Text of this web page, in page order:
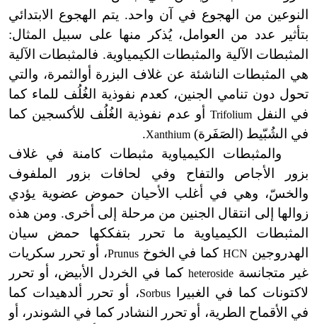
النوعين من الهجوع في آن واحد. يتم الهجوع الابتدائي
بتأثير عدد من العوامل، يُذكر منها على سبيل المثال:
المثبطات الآلية والمثبطات الكيمياوية. فالمثبطات الآلية
هي المثبطات الناشئة عن غلاف البزرة أوالثمرة، والتي
تحول دون تنامي الجنين، كعدم نفوذية الغُلُف للماء كما
في النفلTrifolium
أو عدم نفوذية الغُلُف للأكسجين كما
في الشُبّيط (الصَفَرة) Xanthium
.
والمثبطات الكيمياوية مثبطات كامنة في غلاف
بزور الأجاص والتفاح وفي لحافات بزور الملفوف
والخسّ، وهي في أغلب الأحيان حموض عضوية يؤدي
زوالها إلى انتقال الجنين من مرحلة إلى أخرى. ومن هذه
المثبطات الكيمياوية ما تحرر بتفككها حمض سيان
الهدروجين HCNكما في الخوخPrunus، أو تحرر سكريات
غير متجانسة heteroside كما في الخردل الأبيض، أو تحرر
لاكتونات كما في الغبيراSorbus، أو تحرر ألدهيدات كما
في الأقماح الطرية، أو تحرر النشادر كما في الشوندر، أو